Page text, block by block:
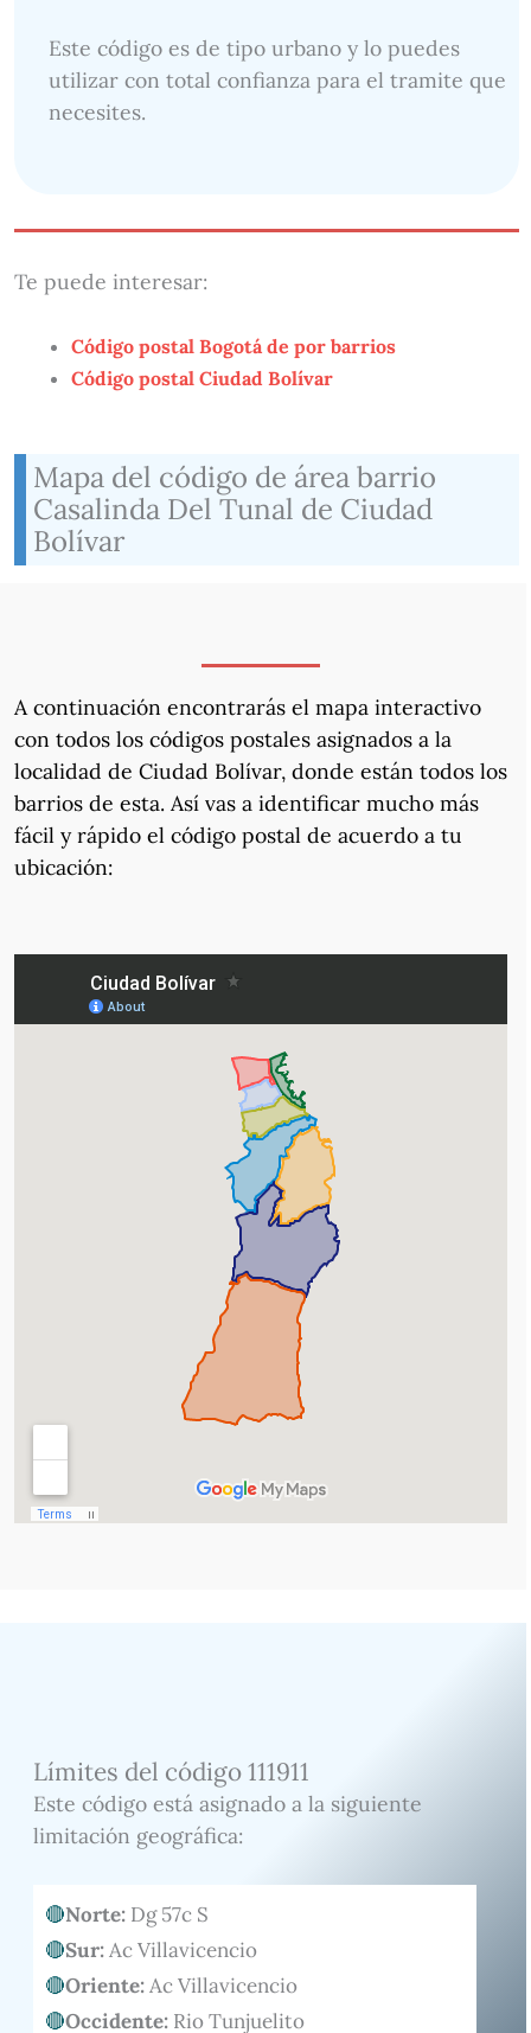
Este código es de tipo urbano y lo puedes
utilizar con total confianza para el tramite que
necesites.
Te puede interesar:
Código postal Bogotá de por barrios
Código postal Ciudad Bolívar
Mapa del código de área barrio
Casalinda Del Tunal de Ciudad
Bolívar
A continuación encontrarás el mapa interactivo
con todos los códigos postales asignados a la
localidad de Ciudad Bolívar, donde están todos los
barrios de esta. Así vas a identificar mucho más
fácil y rápido el código postal de acuerdo a tu
ubicación:
Límites del código 111911
Este código está asignado a la siguiente
limitación geográfica:
Norte:Dg 57c S
Sur:Ac Villavicencio
Oriente:Ac Villavicencio
Occidente:Rio Tunjuelito